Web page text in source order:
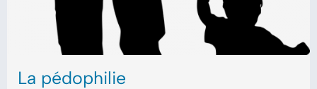
La pédophilie